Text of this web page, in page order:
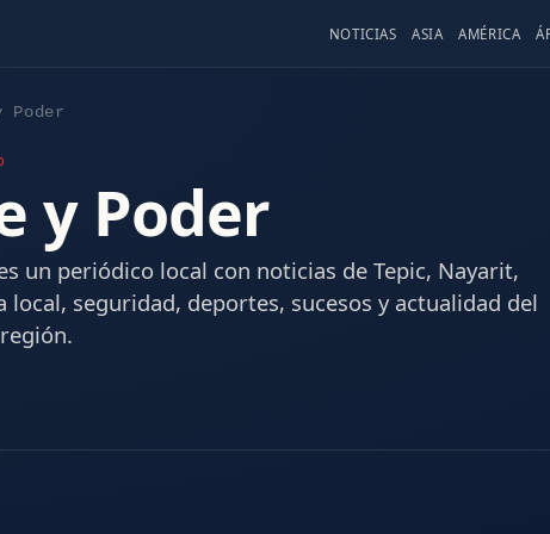
NOTICIAS ASIA AMÉRICA
Poder
y Poder
un periódico local con noticias de Tepic, Nayarit,
local, seguridad, deportes, sucesos y actualidad del